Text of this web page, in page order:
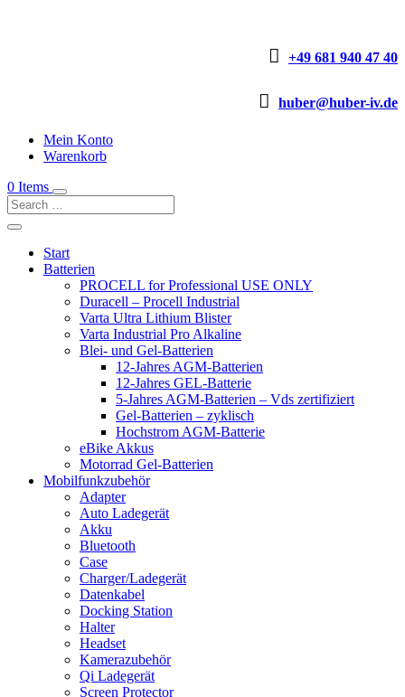
 +49 681 940 47 40
 huber@huber-iv.de
Mein Konto
Warenkorb
0 Items
Start
Batterien
PROCELL for Professional USE ONLY
Duracell – Procell Industrial
Varta Ultra Lithium Blister
Varta Industrial Pro Alkaline
Blei- und Gel-Batterien
12-Jahres AGM-Batterien
12-Jahres GEL-Batterie
5-Jahres AGM-Batterien – Vds zertifiziert
Gel-Batterien – zyklisch
Hochstrom AGM-Batterie
eBike Akkus
Motorrad Gel-Batterien
Mobilfunkzubehör
Adapter
Auto Ladegerät
Akku
Bluetooth
Case
Charger/Ladegerät
Datenkabel
Docking Station
Halter
Headset
Kamerazubehör
Qi Ladegerät
Screen Protector